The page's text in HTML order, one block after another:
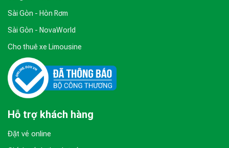
Sài Gòn - Hòn Rơm
Sài Gòn - NovaWorld
Cho thuê xe Limousine
Hỗ trợ khách hàng
Đặt vé online